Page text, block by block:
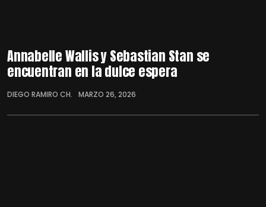
Annabelle Wallis y Sebastian Stan se
encuentran en la dulce espera
DIEGO RAMIRO CH. MARZO 26, 2026